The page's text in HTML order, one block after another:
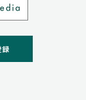
ビスを提供す
、業務委託先
知、開示、訂
漏洩防止に
録